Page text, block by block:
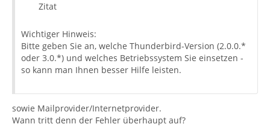
Zitat
Wichtiger Hinweis:
Bitte geben Sie an, welche Thunderbird-Version (2.0.0.*
oder 3.0.*) und welches Betriebssystem Sie einsetzen -
so kann man Ihnen besser Hilfe leisten.
sowie Mailprovider/Internetprovider.
Wann tritt denn der Fehler überhaupt auf?